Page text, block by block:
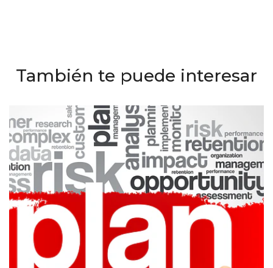
También te puede interesar